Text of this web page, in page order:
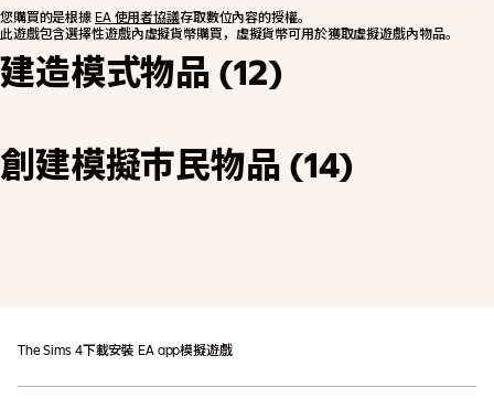
您購買的是根據 EA 使用者協議存取數位內容的授權。
此遊戲包含選擇性遊戲內虛擬貨幣購買，虛擬貨幣可用於獲取虛擬遊戲內物品。
建造模式物品 (12)
創建模擬市民物品 (14)
The Sims 4下載安裝 EA app模擬遊戲